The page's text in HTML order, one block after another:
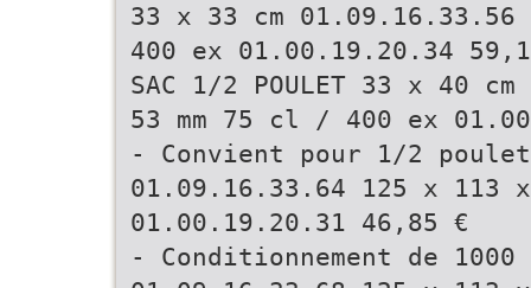
33 x 33 cm
400 ex 01.00.19.20.34
SAC 1/2 POULET 33 x 40
53 mm 75 cl / 400 ex
- Convient pour 1/2
01.09.16.33.64 125 x 113
01.00.19.20.31 46,85 €
- Conditionnement de